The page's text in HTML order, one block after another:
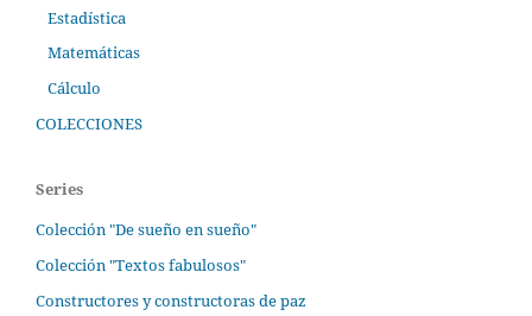
Estadística
Matemáticas
Cálculo
COLECCIONES
Series
Colección "De sueño en sueño"
Colección "Textos fabulosos"
Constructores y constructoras de paz